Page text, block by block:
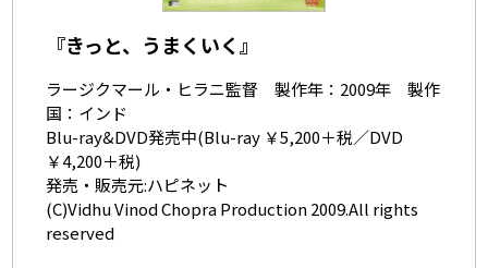
『きっと、うまくいく』
ラージクマール・ヒラニ監督 製作年：2009年 製作
国：インド
Blu-ray&DVD発売中(Blu-ray ￥5,200＋税／DVD
￥4,200＋税)
発売・販売元:ハピネット
(C)Vidhu Vinod Chopra Production 2009.All rights
reserved